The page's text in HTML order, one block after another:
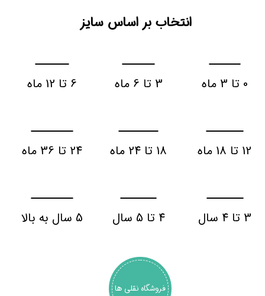
0 تا 3 ماه 3 تا 6 ماه 6 تا 12 ماه
12 تا 18 ماه 18 تا 24 ماه 24 تا 36 ماه
3 تا 4 سال 4 تا 5 سال 5 سال به بالا
انتخاب بر اساس سایز
فروشگاه نقلی ها